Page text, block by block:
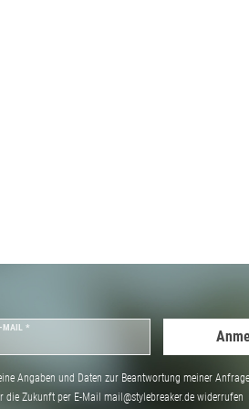
MAIL *
Angaben und Daten zur Beantwortung meiner
Zukunft per E-Mail mail@stylebreaker.de widerrufen